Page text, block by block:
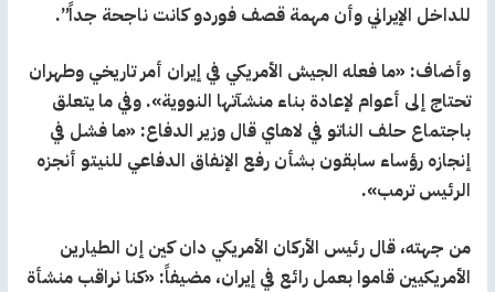
للداخل الإيراني وأن مهمة قصف فوردو كانت ناجحة جداً”.
وأضاف: «ما فعله الجيش الأمريكي في إيران أمر تاريخي وطهران
تحتاج إلى أعوام لإعادة بناء منشآتها النووية». وفي ما يتعلق
باجتماع حلف الناتو في لاهاي قال وزير الدفاع: «ما فشل في
إنجازه رؤساء سابقون بشأن رفع الإنفاق الدفاعي للنيتو أنجزه
الرئيس ترمب».
من جهته، قال رئيس الأركان الأمريكي دان كين إن الطيارين
الأمريكيين قاموا بعمل رائع في إيران، مضيفاً: «كنا نراقب منشأة